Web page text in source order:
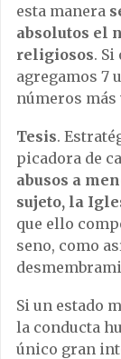
esta manera
absolutos el
religiosos. Si
agregamos 7
números más
Tesis.
picadora de
abusos a
sujeto, la
que ello
seno, como
Si un estado
la conducta
único gran